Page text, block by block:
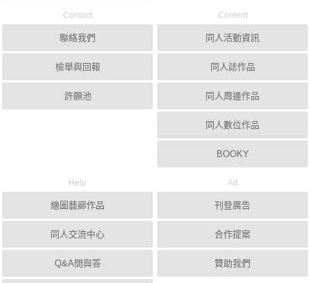
Contact
聯絡我們
檢舉與回報
許願池
Content
同人活動資訊
同人誌作品
同人周邊作品
同人數位作品
BOOKY
Help
繪圖藝廊作品
同人交流中心
Q&A問與答
Ad
刊登廣告
合作提案
贊助我們